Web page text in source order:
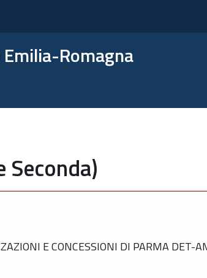
Romagna
E CONCESSIONI DI PARMA